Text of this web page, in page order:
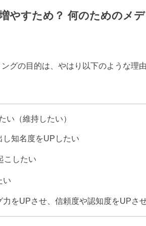
やすため？ 何のためのメ
グの目的は、やはり以下のような理
い（維持したい）
知名度をUPしたい
こしたい
い
をUPさせ、信頼度や認知度をUPさ